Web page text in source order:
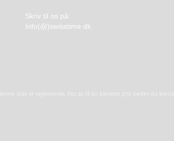
Skriv til os på:
Info(@)swisstime.dk
side er vejledende. For at få en konkret pris bedes du